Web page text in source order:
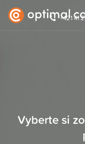
+421 41
Vyberte si